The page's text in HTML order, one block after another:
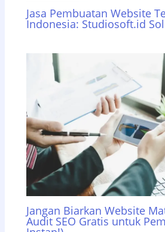
Jasa Pembuatan Website
Indonesia: Studiosoft.id
Jangan Biarkan Website
Audit SEO Gratis untuk